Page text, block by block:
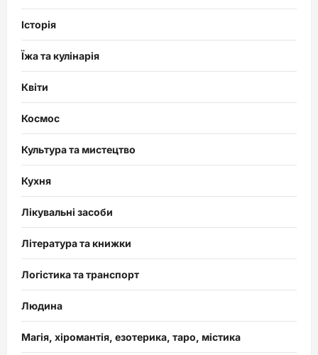
Історія
Їжа та кулінарія
Квіти
Космос
Культура та мистецтво
Кухня
Лікувальні засоби
Література та книжки
Логістика та транспорт
Людина
Магія, хіромантія, езотерика, таро, містика